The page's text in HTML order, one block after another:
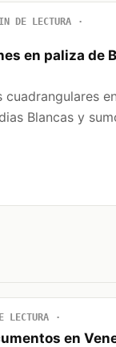
DE LECTURA
en paliza de
Blancas y
LECTURA
en